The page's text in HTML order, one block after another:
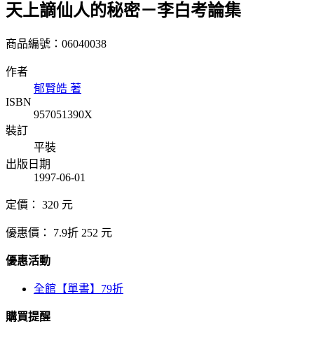
天上謫仙人的秘密－李白考論集
商品編號：06040038
作者
郁賢皓 著
ISBN
957051390X
裝訂
平裝
出版日期
1997-06-01
定價： 320 元
優惠價： 7.9折 252 元
優惠活動
全館【單書】79折
購買提醒